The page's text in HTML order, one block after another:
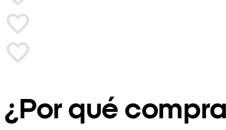
¿Por qué